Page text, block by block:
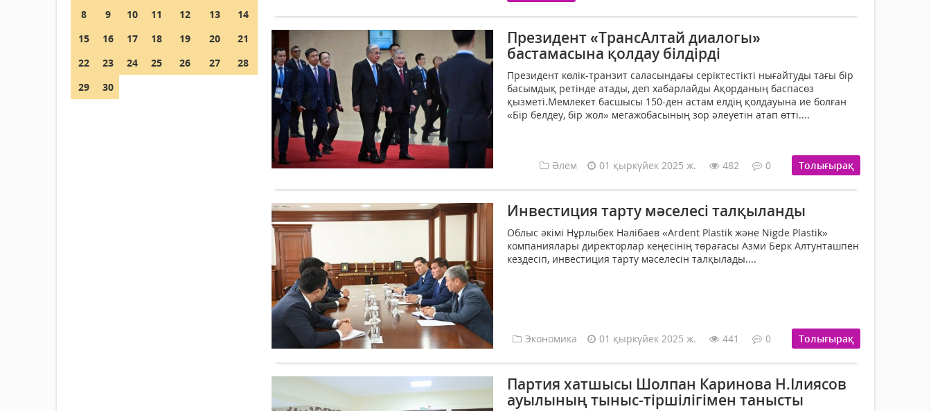
8
9 10 11 12 13
14
15
16 17 18 19 20
21
22
23 24 25 26 27
28
29
30
Президент «ТрансАлтай диалогы»
бастамасына қолдау білдірді
Президент көлік-транзит саласындағы серіктестікті нығайтуды тағы бір
басымдық ретінде атады, деп хабарлайды Ақорданың баспасөз
қызметі.Мемлекет басшысы 150-ден астам елдің қолдауына ие болған
«Бір белдеу, бір жол» мегажобасының зор әлеуетін атап өтті....
Әлем 01 қыркүйек 2025 ж. 482 0 Толығырақ
Инвестиция тарту мәселесі талқыланды
Облыс әкімі Нұрлыбек Нәлібаев «Ardent Plastik және Nigde Plastik»
компаниялары директорлар кеңесінің төрағасы Азми Берк Алтунташпен
кездесіп, инвестиция тарту мәселесін талқылады....
Экономика 01 қыркүйек 2025 ж. 441 0 Толығырақ
Партия хатшысы Шолпан Каринова Н.Ілиясов
ауылының тыныс-тіршілігімен танысты